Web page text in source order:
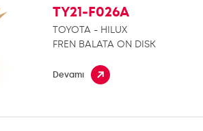
TY21-F026A
TOYOTA - HILUX
FREN BALATA ON DISK
Devamı